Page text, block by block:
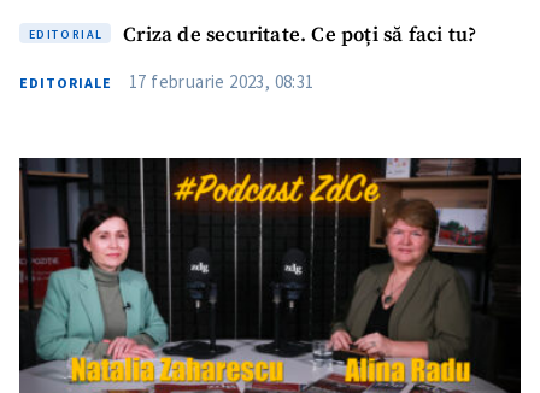
EDITORIAL Criza de securitate. Ce poți să faci tu?
EDITORIALE 17 februarie 2023, 08:31